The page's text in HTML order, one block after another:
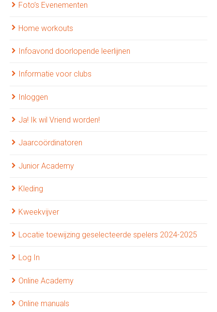
Foto’s Evenementen
Home workouts
Infoavond doorlopende leerlijnen
Informatie voor clubs
Inloggen
Ja! Ik wil Vriend worden!
Jaarcoördinatoren
Junior Academy
Kleding
Kweekvijver
Locatie toewijzing geselecteerde spelers 2024-2025
Log In
Online Academy
Online manuals